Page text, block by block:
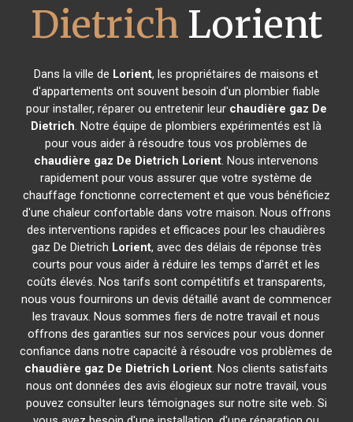
Dietrich Lorient
Dans la ville de Lorient, les propriétaires de maisons et
d'appartements ont souvent besoin d'un plombier fiable
pour installer, réparer ou entretenir leur chaudière gaz De
Dietrich. Notre équipe de plombiers expérimentés est là
pour vous aider à résoudre tous vos problèmes de
chaudière gaz De Dietrich Lorient. Nous intervenons
rapidement pour vous assurer que votre système de
chauffage fonctionne correctement et que vous bénéficiez
d'une chaleur confortable dans votre maison. Nous offrons
des interventions rapides et efficaces pour les chaudières
gaz De Dietrich Lorient, avec des délais de réponse très
courts pour vous aider à réduire les temps d'arrêt et les
coûts élevés. Nos tarifs sont compétitifs et transparents,
nous vous fournirons un devis détaillé avant de commencer
les travaux. Nous sommes fiers de notre travail et nous
offrons des garanties sur nos services pour vous donner
confiance dans notre capacité à résoudre vos problèmes de
chaudière gaz De Dietrich Lorient. Nos clients satisfaits
nous ont données des avis élogieux sur notre travail, vous
pouvez consulter leurs témoignages sur notre site web. Si